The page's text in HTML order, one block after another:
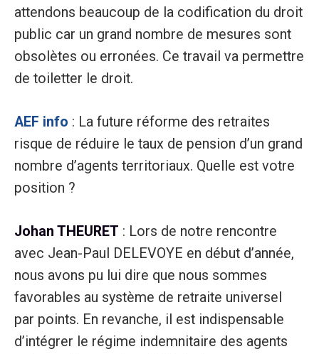
attendons beaucoup de la codification du droit
public car un grand nombre de mesures sont
obsolètes ou erronées. Ce travail va permettre
de toiletter le droit.
AEF info : La future réforme des retraites
risque de réduire le taux de pension d’un grand
nombre d’agents territoriaux. Quelle est votre
position ?
Johan THEURET : Lors de notre rencontre
avec Jean-Paul DELEVOYE en début d’année,
nous avons pu lui dire que nous sommes
favorables au système de retraite universel
par points. En revanche, il est indispensable
d’intégrer le régime indemnitaire des agents